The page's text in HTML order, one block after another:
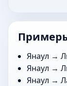
Янаул →
Янаул →
Янаул →